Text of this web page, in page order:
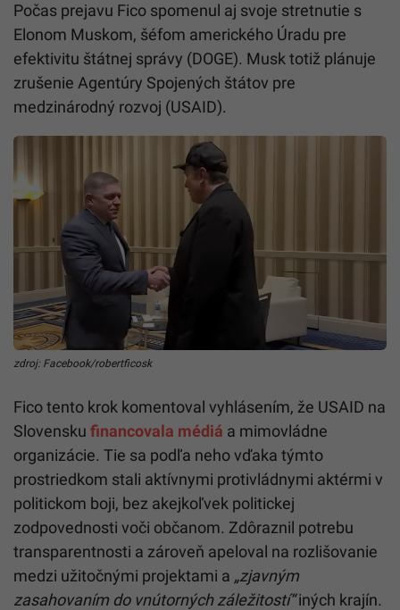
Počas prejavu Fico spomenul aj svoje stretnutie s
Elonom Muskom, šéfom amerického Úradu pre
efektivitu štátnej správy (DOGE). Musk totiž plánuje
zrušenie Agentúry Spojených štátov pre
medzinárodný rozvoj (USAID).
zdroj: Facebook/robertficosk
Fico tento krok komentoval vyhlásením, že USAID na
Slovensku financovala médiá a mimovládne
organizácie. Tie sa podľa neho vďaka týmto
prostriedkom stali aktívnymi protivládnymi aktérmi v
politickom boji, bez akejkoľvek politickej
zodpovednosti voči občanom. Zdôraznil potrebu
transparentnosti a zároveň apeloval na rozlišovanie
medzi užitočnými projektami a „zjavným
zasahovaním do vnútorných záležitostí“iných krajín.